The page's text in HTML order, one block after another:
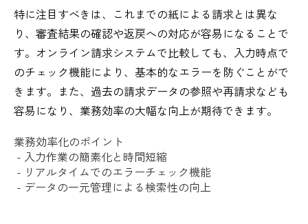
特に注目すべきは、これまでの紙による請求とは異な
り、審査結果の確認や返戻への対応が容易になることで
す。オンライン請求システムで比較しても、入力時点で
のチェック機能により、基本的なエラーを防ぐことがで
きます。また、過去の請求データの参照や再請求なども
容易になり、業務効率の大幅な向上が期待できます。
業務効率化のポイント
- 入力作業の簡素化と時間短縮
- リアルタイムでのエラーチェック機能
- データの一元管理による検索性の向上